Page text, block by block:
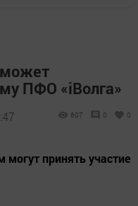
ПФО «iВолга»
607 0 0
принять участие